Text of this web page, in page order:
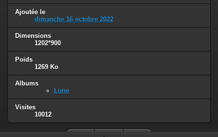
Ajoutée le
dimanche 16 octobre 2022
Dimensions
1202*900
Poids
1269 Ko
Albums
Lune
Visites
10012